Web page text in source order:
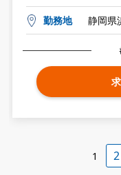
勤務地 静岡県
1 2